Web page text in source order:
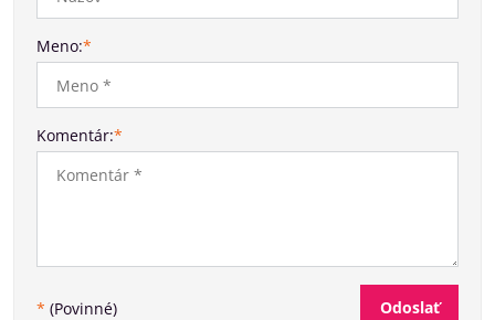
Meno:*
Komentár:*
* (Povinné) Odoslať